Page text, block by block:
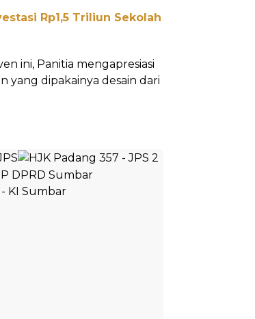
Rp1,5 Triliun Sekolah
ini, Panitia mengapresiasi
yang dipakainya desain dari